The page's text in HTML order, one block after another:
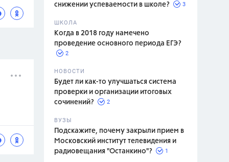
снижении успеваемости в школе?
3
ШКОЛА
Когда в 2018 году намечено
проведение основного периода ЕГЭ?
2
НОВОСТИ
Будет ли как-то улучшаться система
проверки и организации итоговых
сочинений?
2
ВУЗЫ
Подскажите, почему закрыли прием в
Московский институт телевидения и
радиовещания "Останкино"?
1